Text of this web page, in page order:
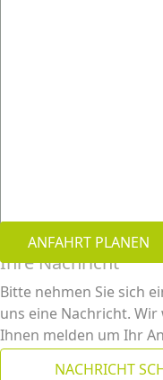
ANFAHRT PLANEN
Ihre Nachricht
Bitte nehmen Sie sich
uns eine Nachricht.
Ihnen melden um Ihr
NACHRICHT